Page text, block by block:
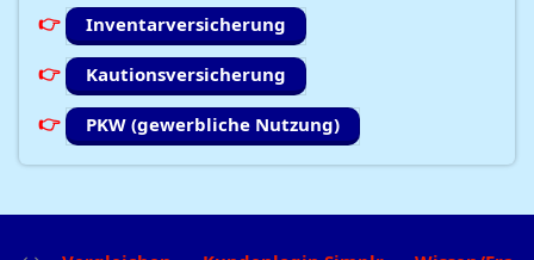
Inventarversicherung
Kautionsversicherung
PKW (gewerbliche Nutzung)